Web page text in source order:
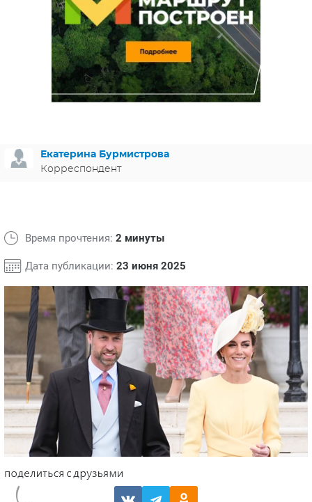
МЕЛОДРАМЫ
ИСПАНИЯ
ФРАНЦИЯ
ГЕРМАНИЯ
СВЕТСКИЕ НОВОСТИ
СПОЙЛЕРЫ ИЗ СЕРИАЛОВ
Екатерина Бурмистрова
Корреспондент
Время прочтения: 2 минуты
Дата публикации: 23 июня 2025